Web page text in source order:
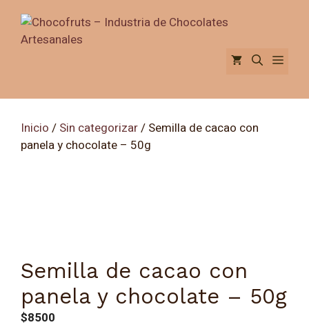
contenido
Inicio / Sin categorizar/ Semilla de cacao con
panela y chocolate – 50g
Semilla de cacao con
panela y chocolate – 50g
$8500